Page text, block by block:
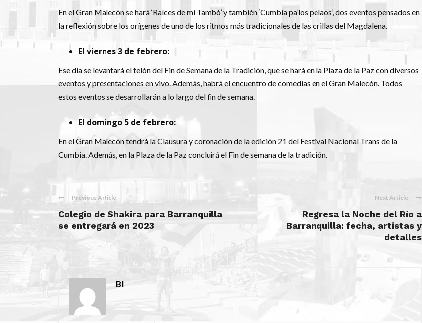
En el Gran Malecón se hará ‘Raíces de mi Tambó’ y también ‘Cumbia pa’los pelaos’, dos eventos pensados en
la reflexión sobre los orígenes de uno de los ritmos más tradicionales de las orillas del Magdalena.
El viernes 3 de febrero:
Ese día se levantará el telón del Fin de Semana de la Tradición, que se hará en la Plaza de la Paz con diversos
eventos y presentaciones en vivo. Además, habrá el encuentro de comedias en el Gran Malecón. Todos
estos eventos se desarrollarán a lo largo del fin de semana.
El domingo 5 de febrero:
En el Gran Malecón tendrá la Clausura y coronación de la edición 21 del Festival Nacional Trans de la
Cumbia. Además, en la Plaza de la Paz concluirá el Fin de semana de la tradición.
Previous Article
Colegio de Shakira para Barranquilla
se entregará en 2023
Next Article
Regresa la Noche del Río a
Barranquilla: fecha, artistas y
detalles
BI